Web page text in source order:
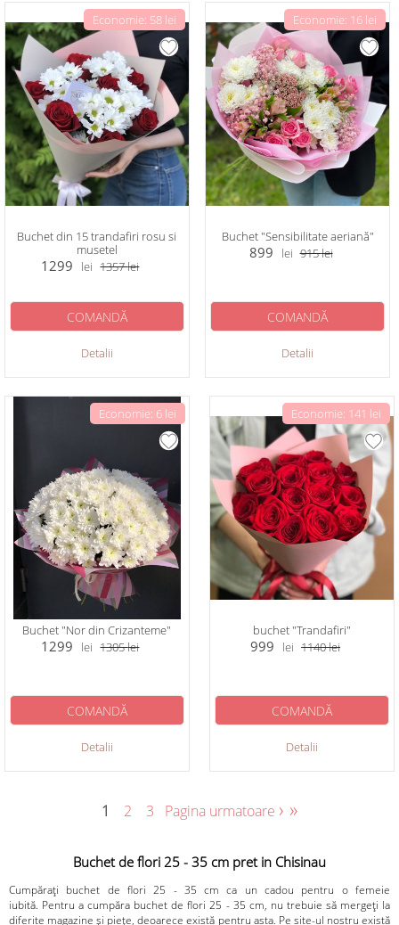
Economie: 58 lei
Buchet din 15 trandafiri rosu si
musetel
1299 lei 1357lei
Detalii
COMANDĂ
Economie: 16 lei
Buchet "Sensibilitate aeriană"
899 lei 915lei
Detalii
COMANDĂ
Economie: 6 lei
Buchet "Nor din Crizanteme"
1299 lei 1305lei
Detalii
COMANDĂ
Economie: 141 lei
buchet "Trandafiri"
999 lei 1140lei
Detalii
COMANDĂ
1 2 3 Pagina urmatoare › »
Buchet de flori 25 - 35 cm pret in Chisinau
Cumpărați buchet de flori 25 - 35 cm ca un cadou pentru o femeie
iubită. Pentru a cumpăra buchet de flori 25 - 35 cm, nu trebuie să mergeți la
diferite magazine și piețe, deoarece există pentru asta. Pe site-ul nostru există